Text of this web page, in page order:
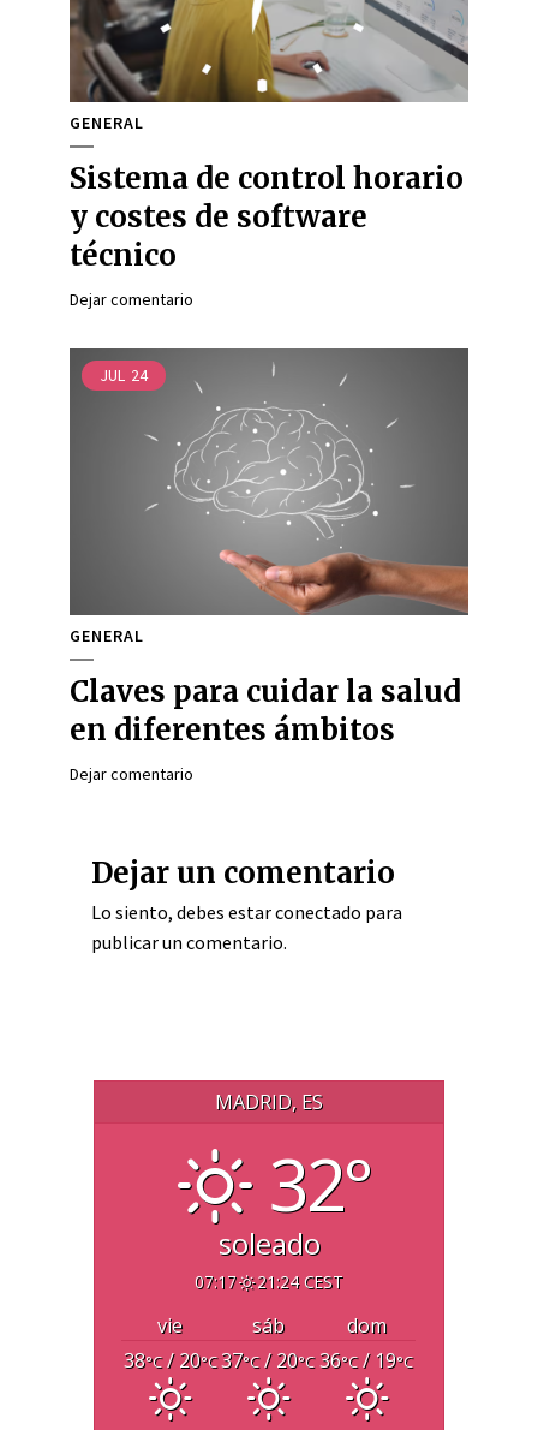
GENERAL
Sistema de control horario
y costes de software
técnico
Dejar comentario
JUL 24
GENERAL
Claves para cuidar la salud
en diferentes ámbitos
Dejar comentario
Dejar un comentario
Lo siento, debes estarconectado para
publicar un comentario.
MADRID, ES
32°
soleado
07:17 21:24 CEST
vie sáb
dom
38°C/ 20°C37°C/ 20°C 36°C/ 19°C